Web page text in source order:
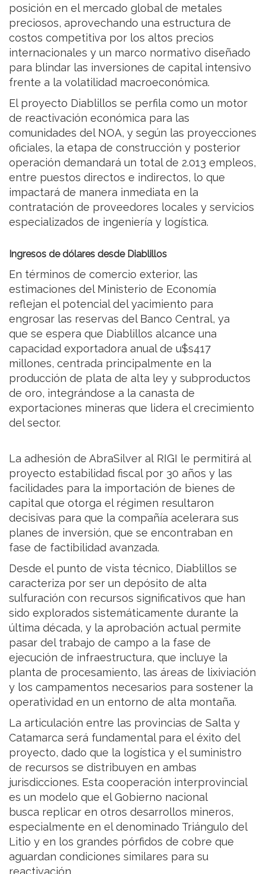
posición en el mercado global de metales
preciosos, aprovechando una estructura de
costos competitiva por los altos precios
internacionales y un marco normativo diseñado
para blindar las inversiones de capital intensivo
frente a la volatilidad macroeconómica.
El proyecto Diablillos se perfila como un motor
de reactivación económica para las
comunidades del NOA, y según las proyecciones
oficiales, la etapa de construcción y posterior
operación demandará un total de 2.013 empleos,
entre puestos directos e indirectos, lo que
impactará de manera inmediata en la
contratación de proveedores locales y servicios
especializados de ingeniería y logística.
Ingresos de dólares desde Diablillos
En términos de comercio exterior, las
estimaciones del Ministerio de Economía
reflejan el potencial del yacimiento para
engrosar las reservas del Banco Central, ya
que se espera que Diablillos alcance una
capacidad exportadora anual de u$s417
millones, centrada principalmente en la
producción de plata de alta ley y subproductos
de oro, integrándose a la canasta de
exportaciones mineras que lidera el crecimiento
del sector.
La adhesión de AbraSilver al RIGI le permitirá al
proyecto estabilidad fiscal por 30 años y las
facilidades para la importación de bienes de
capital que otorga el régimen resultaron
decisivas para que la compañía acelerara sus
planes de inversión, que se encontraban en
fase de factibilidad avanzada.
Desde el punto de vista técnico, Diablillos se
caracteriza por ser un depósito de alta
sulfuración con recursos significativos que han
sido explorados sistemáticamente durante la
última década, y la aprobación actual permite
pasar del trabajo de campo a la fase de
ejecución de infraestructura, que incluye la
planta de procesamiento, las áreas de lixiviación
y los campamentos necesarios para sostener la
operatividad en un entorno de alta montaña.
La articulación entre las provincias de Salta y
Catamarca será fundamental para el éxito del
proyecto, dado que la logística y el suministro
de recursos se distribuyen en ambas
jurisdicciones. Esta cooperación interprovincial
es un modelo que el Gobierno nacional
busca replicar en otros desarrollos mineros,
especialmente en el denominado Triángulo del
Litio y en los grandes pórfidos de cobre que
aguardan condiciones similares para su
reactivación.